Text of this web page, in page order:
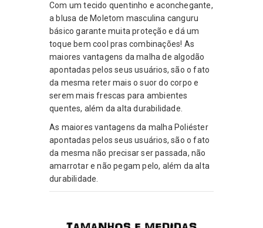
Com um tecido quentinho e aconchegante,
a blusa de Moletom masculina canguru
básico garante muita proteção e dá um
toque bem cool pras combinações! As
maiores vantagens da malha de algodão
apontadas pelos seus usuários, são o fato
da mesma reter mais o suor do corpo e
serem mais frescas para ambientes
quentes, além da alta durabilidade.
As maiores vantagens da malha Poliéster
apontadas pelos seus usuários, são o fato
da mesma não precisar ser passada, não
amarrotar e não pegam pelo, além da alta
durabilidade.